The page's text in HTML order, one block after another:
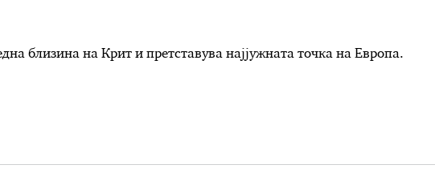
близина на Крит и претставува најјужната точка на Европа.